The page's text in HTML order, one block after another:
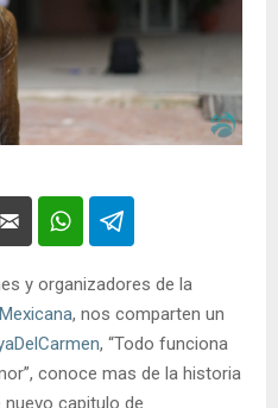
y organizadores de la
, nos comparten un
, “Todo funciona
conoce mas de la historia
nuevo capitulo de